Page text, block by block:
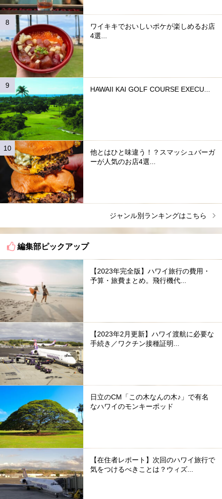
ワイキキでおいしいポケが楽しめるお店
4選...
HAWAII KAI GOLF COURSE EXECU...
他とはひと味違う！？スマッシュバーガ
ーが人気のお店4選...
ジャンル別ランキングはこちら
編集部ピックアップ
【2023年完全版】ハワイ旅行の費用・
予算・旅費まとめ。飛行機代...
【2023年2月更新】ハワイ渡航に必要な
手続き／ワクチン接種証明...
日立のCM「この木なんの木♪」で有名
なハワイのモンキーポッド
【在住者レポート】次回のハワイ旅行で
気をつけるべきことは？ウィズ...